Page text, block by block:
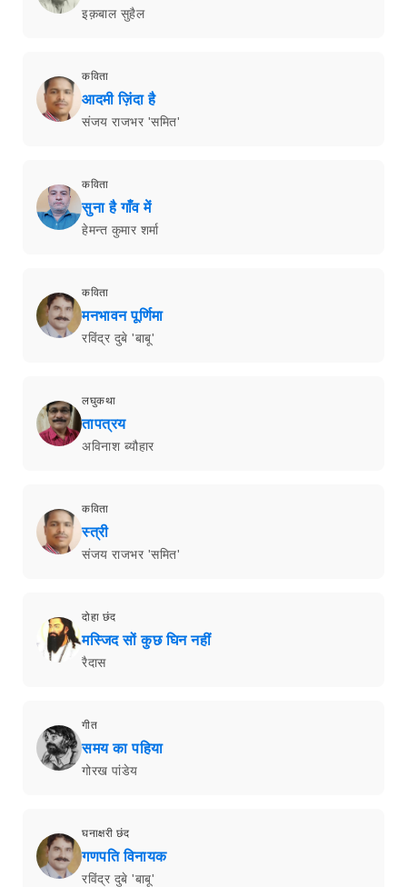
इक़बाल सुहैल
कविता
आदमी ज़िंदा है
संजय राजभर 'समित'
कविता
सुना है गाँव में
हेमन्त कुमार शर्मा
कविता
मनभावन पूर्णिमा
रविंद्र दुबे 'बाबू'
लघुकथा
तापत्रय
अविनाश ब्यौहार
कविता
स्त्री
संजय राजभर 'समित'
दोहा छंद
मस्जिद सों कुछ घिन नहीं
रैदास
गीत
समय का पहिया
गोरख पांडेय
घनाक्षरी छंद
गणपति विनायक
रविंद्र दुबे 'बाबू'